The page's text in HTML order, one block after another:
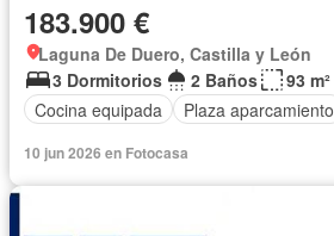
183.900 €
Laguna De Duero, Castilla y León
3 Dormitorios
2 Baños
93 m²
Cocina equipada
Plaza aparcamiento
10 jun 2026 en Fotocasa